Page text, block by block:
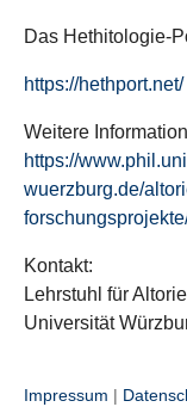
Das Hethitologie-
https://hethport.net/
Weitere
https://
wuerzburg.de/
Kontakt:
Lehrstuhl für
Universität
Impressum |